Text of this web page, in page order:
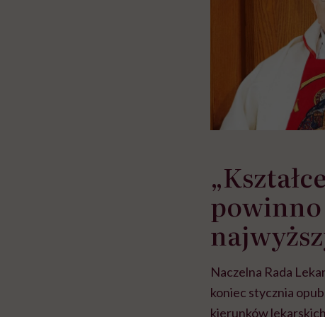
powinno
Naczelna Rada
koniec stycznia
kierunków